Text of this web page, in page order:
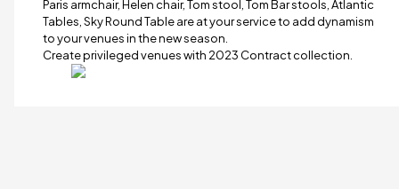
Paris armchair, Helen chair, Tom stool, Tom Bar stools, Atlantic
Tables, Sky Round Table are at your service to add dynamism
to your venues in the new season.
Create privileged venues with 2023 Contract collection.